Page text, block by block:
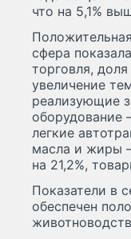
что на 5,1%
сфера
торговля,
увеличение
реализующие
оборудование
легкие
масла и жиры
на 21,2%,
Показатели в
обеспечен